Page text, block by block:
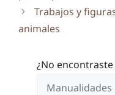
Trabajos y
animales
¿No